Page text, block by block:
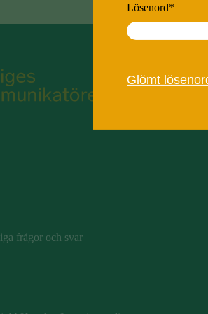
Lösenord*
Glömt
frågor och svar